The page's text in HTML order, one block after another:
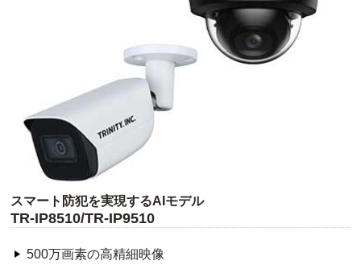
スマート防犯を実現するAIモデル
TR-IP8510/TR-IP9510
500万画素の高精細映像